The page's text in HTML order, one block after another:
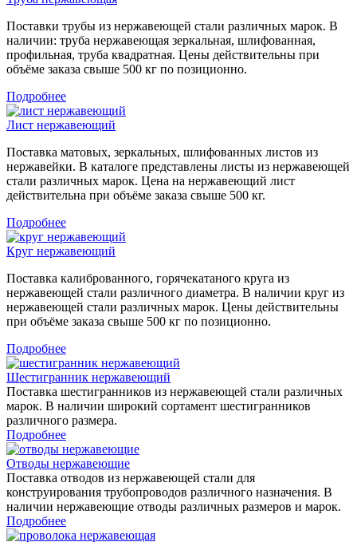
Поставки трубы из нержавеющей стали различных марок. В
наличии: труба нержавеющая зеркальная, шлифованная,
профильная, труба квадратная. Цены действительны при
объёме заказа свыше 500 кг по позиционно.
Подробнее
Лист нержавеющий
Поставка матовых, зеркальных, шлифованных листов из
нержавейки. В каталоге представлены листы из нержавеющей
стали различных марок. Цена на нержавеющий лист
действительна при объёме заказа свыше 500 кг.
Подробнее
Круг нержавеющий
Поставка калиброванного, горячекатаного круга из
нержавеющей стали различного диаметра. В наличии круг из
нержавеющей стали различных марок. Цены действительны
при объёме заказа свыше 500 кг по позиционно.
Подробнее
Шестигранник нержавеющий
Поставка шестигранников из нержавеющей стали различных
марок. В наличии широкий сортамент шестигранников
различного размера.
Подробнее
Отводы нержавеющие
Поставка отводов из нержавеющей стали для
конструирования трубопроводов различного назначения. В
наличии нержавеющие отводы различных размеров и марок.
Подробнее